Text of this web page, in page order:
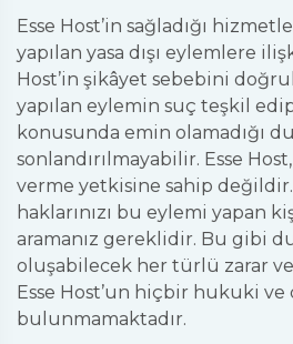
Esse Host’in sağladığı
yapılan yasa dışı eylemlere
Host’in şikâyet sebebini
yapılan eylemin suç teşkil
konusunda emin olamadığı
sonlandırılmayabilir. Esse
verme yetkisine sahip
haklarınızı bu eylemi yapan
aramanız gereklidir. Bu gibi
oluşabilecek her türlü zarar ve
Esse Host’un hiçbir hukuki
bulunmamaktadır.